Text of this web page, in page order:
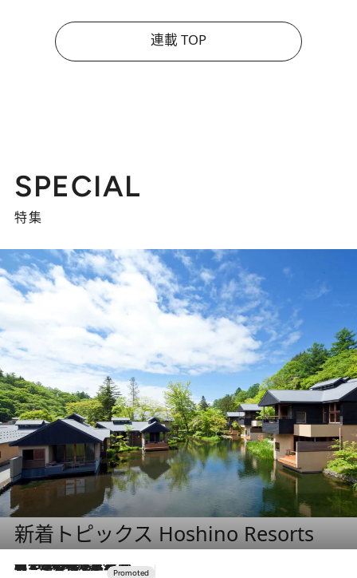
連載 TOP
SPECIAL
特集
新着トピックス Hoshino Resorts
2026.8.7
【トンボの足水浴】ヒノキの香りに包まれて涼感マックス！約13℃の湧水かけ流しを避暑地「星野温泉 トンボの湯」で体験